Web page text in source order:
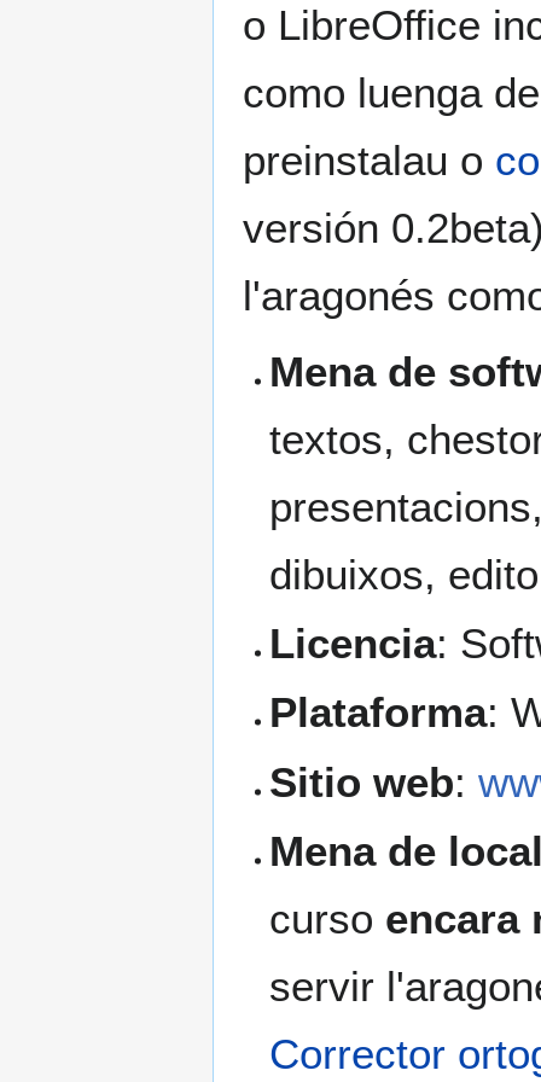
o LibreOffice
como luenga
preinstalau o
versión
l'aragonés
Mena de
textos,
dibuixos,
Licencia:
Plataforma:
Sitio web:
Mena de
curso encara
servir
Corrector